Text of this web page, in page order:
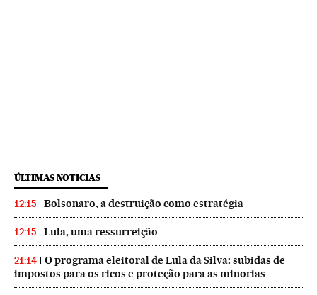
ÚLTIMAS NOTICIAS
12:15 Bolsonaro, a destruição como estratégia
12:15 Lula, uma ressurreição
21:14
O programa eleitoral de Lula da Silva: subidas de
impostos para os ricos e proteção para as minorias